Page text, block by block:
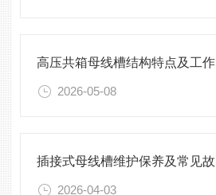
2026-05-08
2026-04-03